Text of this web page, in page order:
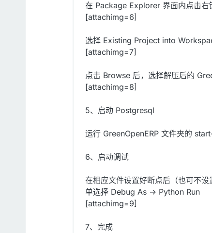
在 Package Explorer 界面内点击
[attachimg=6]
选择 Existing Project into
[attachimg=7]
点击 Browse 后，选择解压后的
[attachimg=8]
5、启动 Postgresql
运行 GreenOpenERP 文件夹的
6、启动调试
在相应文件设置好断点后（也可不
单选择 Debug As -> Python Run
[attachimg=9]
7、完成